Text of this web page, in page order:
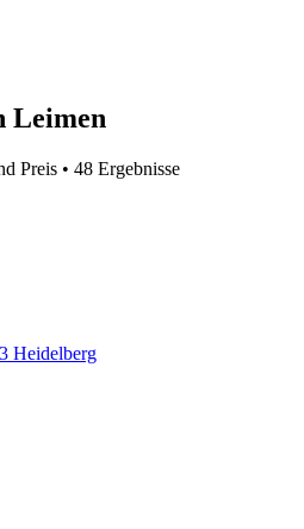
Leimen
Preis • 48 Ergebnisse
Heidelberg